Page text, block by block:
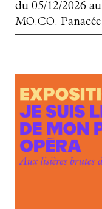
du 05/12/2026 au
MO.CO. Panacée